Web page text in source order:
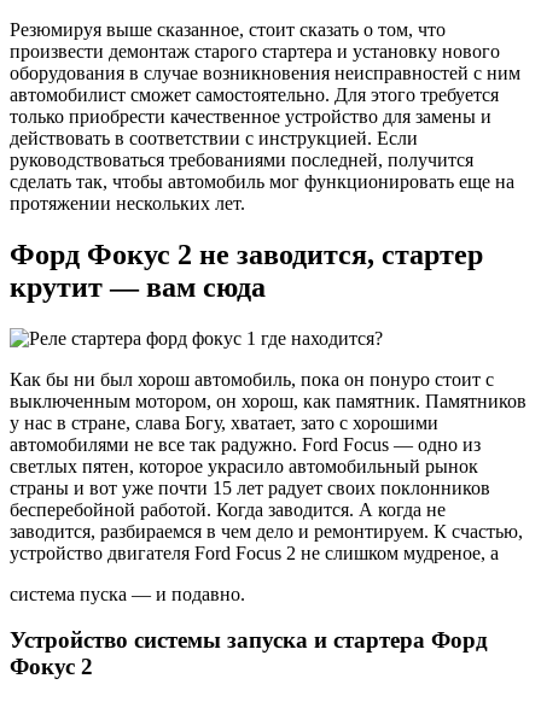
Резюмируя выше сказанное, стоит сказать о том, что
произвести демонтаж старого стартера и установку нового
оборудования в случае возникновения неисправностей с ним
автомобилист сможет самостоятельно. Для этого требуется
только приобрести качественное устройство для замены и
действовать в соответствии с инструкцией. Если
руководствоваться требованиями последней, получится
сделать так, чтобы автомобиль мог функционировать еще на
протяжении нескольких лет.
Форд Фокус 2 не заводится, стартер
крутит — вам сюда
Как бы ни был хорош автомобиль, пока он понуро стоит с
выключенным мотором, он хорош, как памятник. Памятников
у нас в стране, слава Богу, хватает, зато с хорошими
автомобилями не все так радужно. Ford Focus — одно из
светлых пятен, которое украсило автомобильный рынок
страны и вот уже почти 15 лет радует своих поклонников
бесперебойной работой. Когда заводится. А когда не
заводится, разбираемся в чем дело и ремонтируем. К счастью,
устройство двигателя Ford Focus 2 не слишком мудреное, а
система пуска — и подавно.
Устройство системы запуска и стартера Форд
Фокус 2